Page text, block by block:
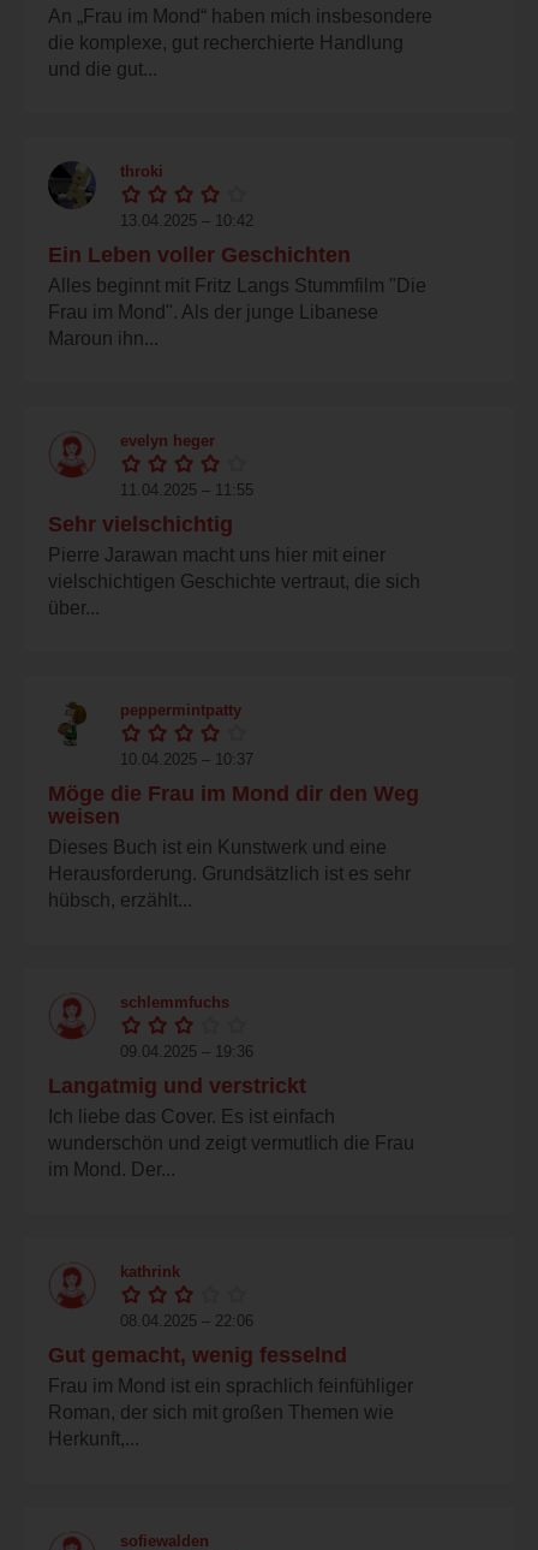
An „Frau im Mond“ haben mich insbesondere
die komplexe, gut recherchierte Handlung
und die gut...
throki
13.04.2025 – 10:42
Ein Leben voller Geschichten
Alles beginnt mit Fritz Langs Stummfilm "Die
Frau im Mond". Als der junge Libanese
Maroun ihn...
evelyn heger
11.04.2025 – 11:55
Sehr vielschichtig
Pierre Jarawan macht uns hier mit einer
vielschichtigen Geschichte vertraut, die sich
über...
peppermintpatty
10.04.2025 – 10:37
Möge die Frau im Mond dir den Weg
weisen
Dieses Buch ist ein Kunstwerk und eine
Herausforderung. Grundsätzlich ist es sehr
hübsch, erzählt...
schlemmfuchs
09.04.2025 – 19:36
Langatmig und verstrickt
Ich liebe das Cover. Es ist einfach
wunderschön und zeigt vermutlich die Frau
im Mond. Der...
kathrink
08.04.2025 – 22:06
Gut gemacht, wenig fesselnd
Frau im Mond ist ein sprachlich feinfühliger
Roman, der sich mit großen Themen wie
Herkunft,...
sofiewalden